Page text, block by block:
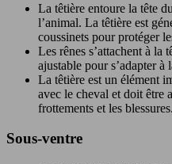
La têtière entoure la tête
l’animal. La têtière est
coussinets pour protéger
Les rênes s’attachent à la
ajustable pour s’adapter
La têtière est un élément
avec le cheval et doit être
frottements et les blessures.
Sous-ventre